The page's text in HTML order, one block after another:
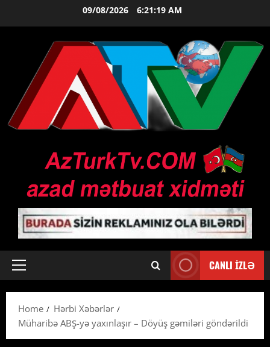
09/08/2026 6:21:20 AM
Primary
CANLI İZLƏ
Home
Hərbi Xəbərlər
Müharibə ABŞ-yə yaxınlaşır – Döyüş gəmiləri göndərildi